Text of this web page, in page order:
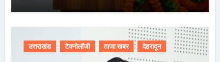
उत्तराखंड टेक्नोलॉजी ताजा खबर देहरादून